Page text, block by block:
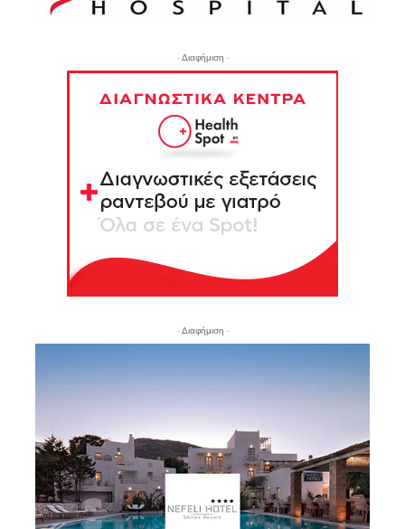
- Διαφήμιση -
- Διαφήμιση -